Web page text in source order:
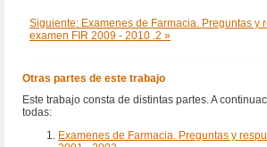
Siguiente: Examenes de Farmacia. Preguntas y
examen FIR 2009 - 2010 .2 »
Otras partes de este trabajo
Este trabajo consta de distintas partes. A
todas:
Examenes de Farmacia. Preguntas y